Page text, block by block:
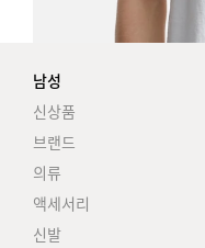
남성
신상품
브랜드
의류
액세서리
신발